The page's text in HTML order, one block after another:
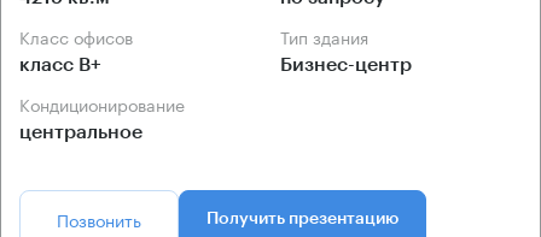
Класс офисов
класс B+
Тип здания
Бизнес-центр
Кондиционирование
центральное
Позвонить Получить презентацию